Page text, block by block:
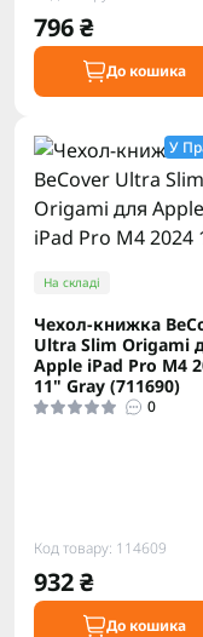
796 ₴
До кошика
У
На складі
Чeхол-книжка
Ultra Slim Origami
Apple iPad Pro M4
11" Gray (711690)
0
Код товару: 114609
932 ₴
До кошика